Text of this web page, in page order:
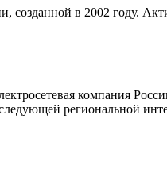
созданной в 2002 году.
компания
региональной